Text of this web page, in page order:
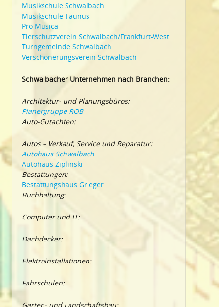
Musikschule Schwalbach
Musikschule Taunus
Pro Musica
Tierschutzverein Schwalbach/Frankfurt-West
Turngemeinde Schwalbach
Verschönerungsverein Schwalbach
Schwalbacher Unternehmen nach Branchen:
Architektur- und Planungsbüros:
Planergruppe ROB
Auto-Gutachten:
Autos – Verkauf, Service und Reparatur:
Autohaus Schwalbach
Autohaus Ziplinski
Bestattungen:
Bestattungshaus Grieger
Buchhaltung:
Computer und IT:
Dachdecker:
Elektroinstallationen:
Fahrschulen:
Garten- und Landschaftsbau: